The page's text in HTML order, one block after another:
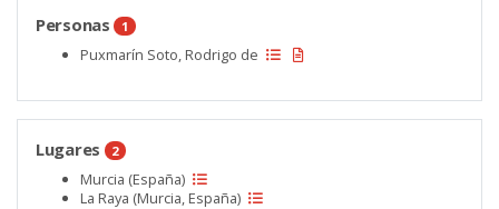
Personas 1
Puxmarín Soto, Rodrigo de
Lugares 2
Murcia (España)
La Raya (Murcia, España)